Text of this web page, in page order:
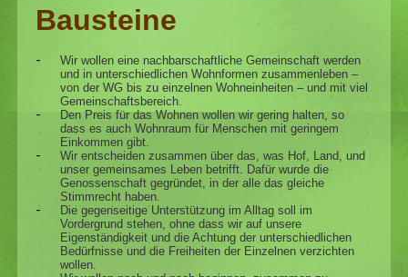
Bausteine
Wir wollen eine nachbarschaftliche Gemeinschaft werden
und in unterschiedlichen Wohnformen zusammenleben –
von der WG bis zu einzelnen Wohneinheiten – und mit viel
Gemeinschaftsbereich.
Den Preis für das Wohnen wollen wir gering halten, so
dass es auch Wohnraum für Menschen mit geringem
Einkommen gibt.
Wir entscheiden zusammen über das, was Hof, Land, und
unser gemeinsames Leben betrifft. Dafür wurde die
Genossenschaft gegründet, in der alle das gleiche
Stimmrecht haben.
Die gegenseitige Unterstützung im Alltag soll im
Vordergrund stehen, ohne dass wir auf unsere
Eigenständigkeit und die Achtung der unterschiedlichen
Bedürfnisse und die Freiheiten der Einzelnen verzichten
wollen.